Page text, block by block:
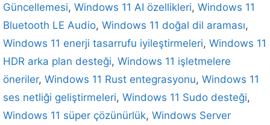
Güncellemesi, Windows 11 AI özellikleri, Windows 11
Bluetooth LE Audio, Windows 11 doğal dil araması,
Windows 11 enerji tasarrufu iyileştirmeleri, Windows 11
HDR arka plan desteği, Windows 11 işletmelere
öneriler, Windows 11 Rust entegrasyonu, Windows 11
ses netliği geliştirmeleri, Windows 11 Sudo desteği,
Windows 11 süper çözünürlük, Windows Server